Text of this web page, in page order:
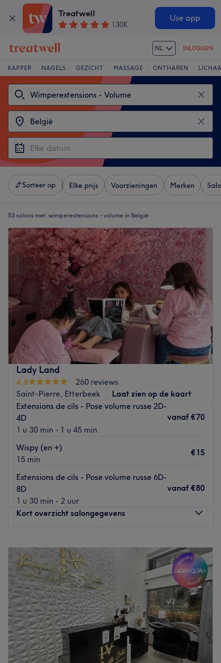
Treatwell
130K
Use app
NL INLOGGEN
KAPPER NAGELS GEZICHT MASSAGE ONTHAREN
Sorteer op Elke prijs Voorzieningen Merken
53 salons met: wimperextensions - volume in België
Lady Land
4,8
260 reviews
Saint-Pierre, Etterbeek
Laat zien op de kaart
Extensions de cils - Pose volume russe 2D-
4D
1 u 30 min - 1 u 45 min
vanaf €70
Wispy (en +)
15 min
€15
Extensions de cils - Pose volume russe 6D-
8D
1 u 30 min - 2 uur
vanaf €80
Kort overzicht salongegevens
Dinsdag
10:00–19:00
Woensdag
10:00–19:00
Donderdag
10:00–19:00
Vrijdag
10:00–19:00
Zaterdag
10:00–19:00
Zondag
Gesloten
Lady Land est un superbe salon de beauté situé dans l'un
des endroits les plus accueillants de Bruxelles, à
Etterbeek, tout proche du Parc du Cinquantenaire. Vous